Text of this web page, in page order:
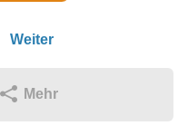
Weiter
Mehr